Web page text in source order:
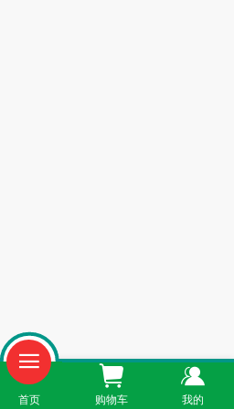
首页 购物车 我的